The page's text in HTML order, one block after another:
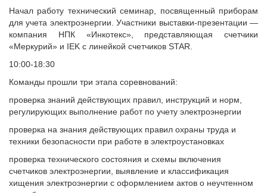
Начал работу технический семинар, посвященный приборам
для учета электроэнергии. Участники выставки-презентации —
компания НПК «Инкотекс», представляющая счетчики
«Меркурий» и IEK c линейкой счетчиков STAR.
10:00-18:30
Команды прошли три этапа соревнований:
проверка знаний действующих правил, инструкций и норм,
регулирующих выполнение работ по учету электроэнергии
проверка на знания действующих правил охраны труда и
техники безопасности при работе в электроустановках
проверка технического состояния и схемы включения
счетчиков электроэнергии, выявление и классификация
хищения электроэнергии с оформлением актов о неучтенном